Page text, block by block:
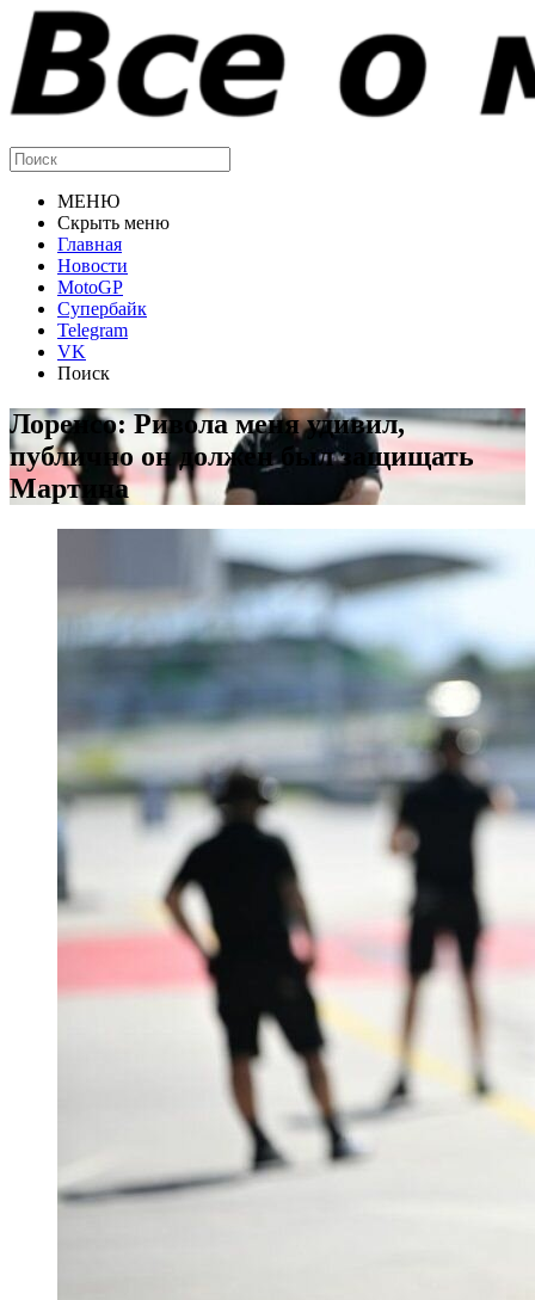
МЕНЮ
Скрыть меню
Главная
Новости
MotoGP
Супербайк
Telegram
VK
Поиск
Лоренсо: Ривола меня удивил,
публично он должен был защищать
Мартина